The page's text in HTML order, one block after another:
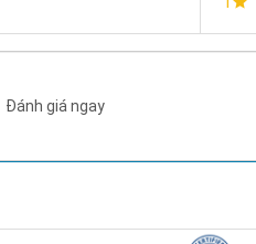
Đánh giá ngay